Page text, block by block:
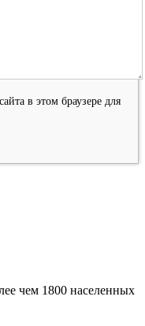
в этом браузере для
чем 1800 населенных